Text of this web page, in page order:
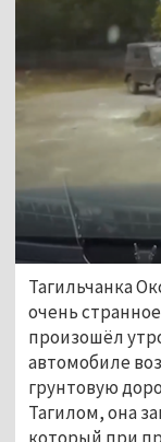
Тагильчанка
очень
произошёл
автомобиле
грунтовую
Тагилом, она